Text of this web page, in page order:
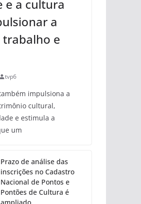
e a cultura
a
trabalho e
tvp6
impulsiona a
cultural,
e estimula a
um
Prazo de análise das
inscrições no Cadastro
Nacional de Pontos e
Pontões de Cultura é